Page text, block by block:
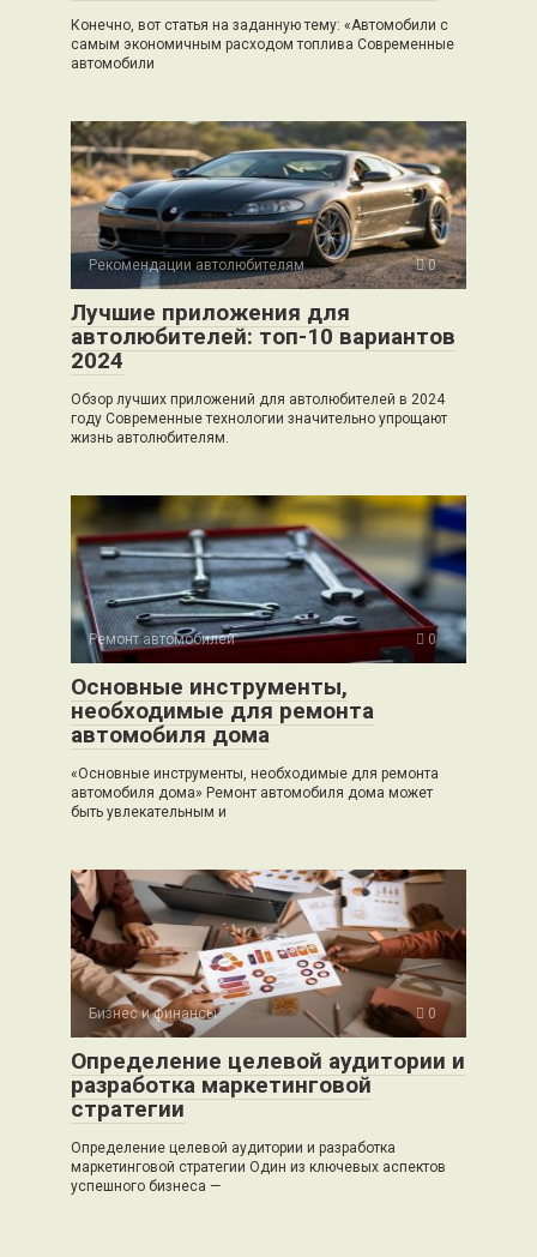
Конечно, вот статья на заданную тему: «Автомобили с
самым экономичным расходом топлива Современные
автомобили
Рекомендации автолюбителям 0
Лучшие приложения для
автолюбителей: топ-10 вариантов
2024
Обзор лучших приложений для автолюбителей в 2024
году Современные технологии значительно упрощают
жизнь автолюбителям.
Ремонт автомобилей 0
Основные инструменты,
необходимые для ремонта
автомобиля дома
«Основные инструменты, необходимые для ремонта
автомобиля дома» Ремонт автомобиля дома может
быть увлекательным и
Бизнес и финансы 0
Определение целевой аудитории и
разработка маркетинговой
стратегии
Определение целевой аудитории и разработка
маркетинговой стратегии Один из ключевых аспектов
успешного бизнеса —